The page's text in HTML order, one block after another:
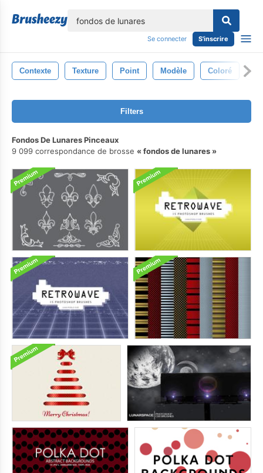
Se connecter S'inscrire
Contexte Texture Point Modèle Coloré
Filters
Fondos De Lunares Pinceaux
9 099 correspondance de brosse
fondos de lunares